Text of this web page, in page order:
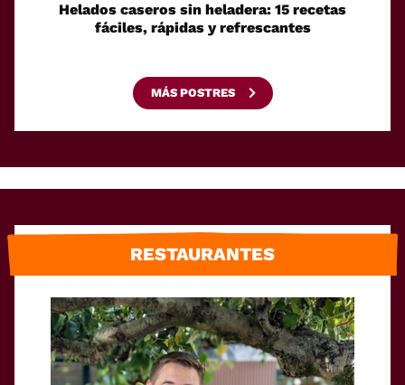
Helados caseros sin heladera: 15 recetas
fáciles, rápidas y refrescantes
MÁS POSTRES
RESTAURANTES